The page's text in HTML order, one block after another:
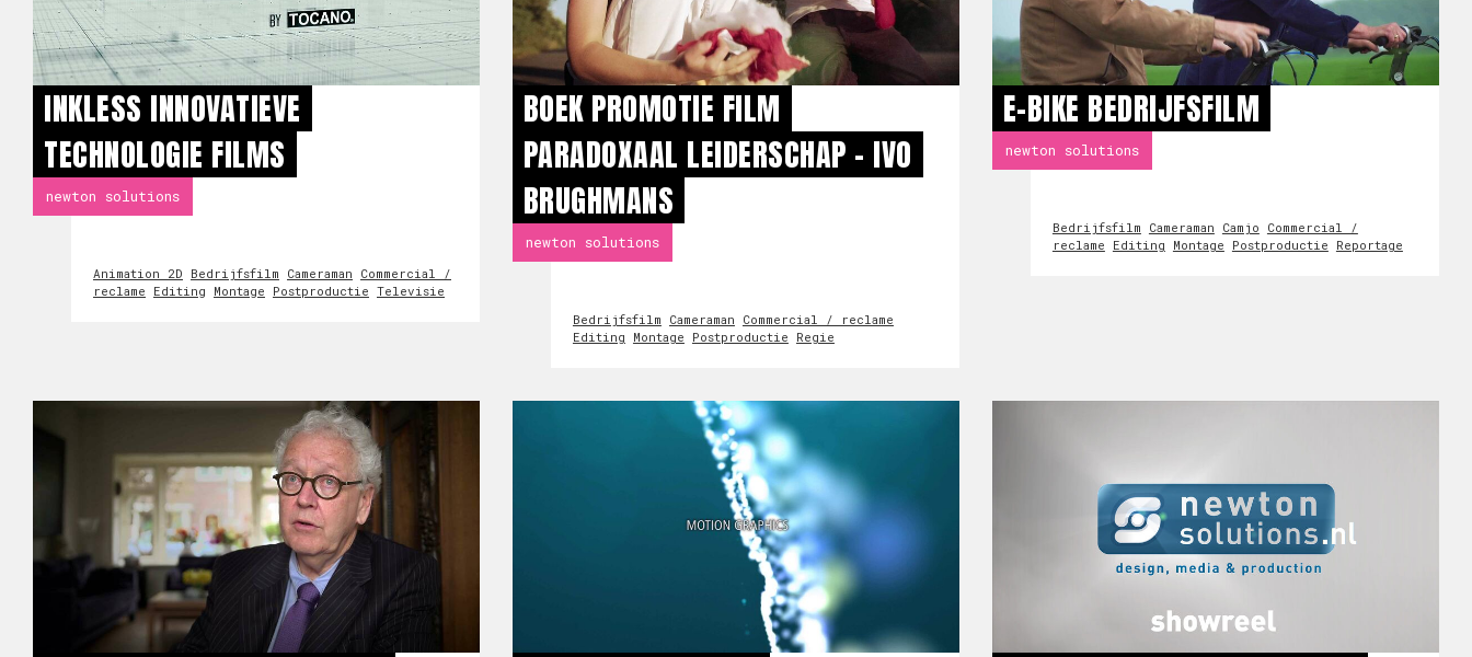
INKLESS INNOVATIEVE
TECHNOLOGIE FILMS
newton solutions
Animation 2D Bedrijfsfilm Cameraman Commercial /
reclame Editing Montage Postproductie Televisie
BOEK PROMOTIE FILM
PARADOXAAL LEIDERSCHAP - IVO
BRUGHMANS
newton solutions
Bedrijfsfilm Cameraman Commercial / reclame
Editing Montage Postproductie Regie
E-BIKE BEDRIJFSFILM
newton solutions
Bedrijfsfilm Cameraman Camjo Commercial /
reclame Editing Montage Postproductie Reportage